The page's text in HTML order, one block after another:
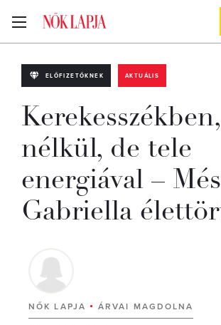
ELŐFIZETŐKNEK AKTUÁLIS
nélkül, de tele
energiával –
Gabriella
NŐK LAPJA ÁRVAI MAGDOLNA